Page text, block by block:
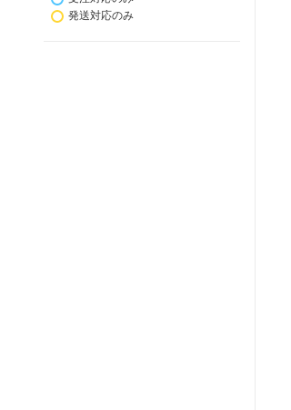
発送対応のみ